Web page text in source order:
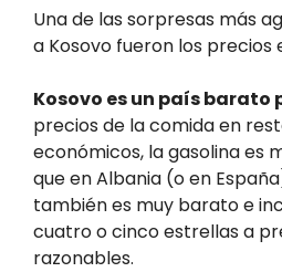
Una de las sorpresas más
a Kosovo fueron los precios
Kosovo es un país barato
precios de la comida en
económicos, la gasolina es
que en Albania (o en
también es muy barato e
cuatro o cinco estrellas a
razonables.